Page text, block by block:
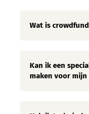
Wat is
Kan ik een
maken voor mijn